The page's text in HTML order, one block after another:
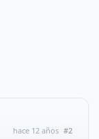
hace 12 años #2